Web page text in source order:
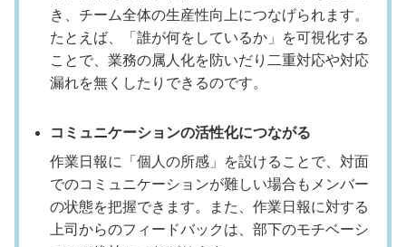
き、チーム全体の生産性向上につなげられます。
たとえば、「誰が何をしているか」を可視化する
ことで、業務の属人化を防いだり二重対応や対応
漏れを無くしたりできるのです。
コミュニケーションの活性化につながる
作業日報に「個人の所感」を設けることで、対面
でのコミュニケーションが難しい場合もメンバー
の状態を把握できます。また、作業日報に対する
上司からのフィードバックは、部下のモチベーシ